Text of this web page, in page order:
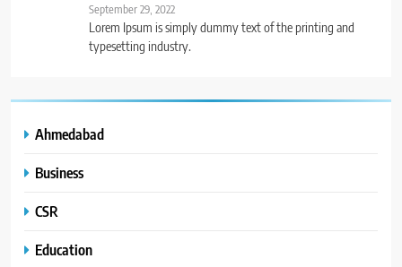
September 29, 2022
Lorem Ipsum is simply dummy text of the printing and
typesetting industry.
Ahmedabad
Business
CSR
Education